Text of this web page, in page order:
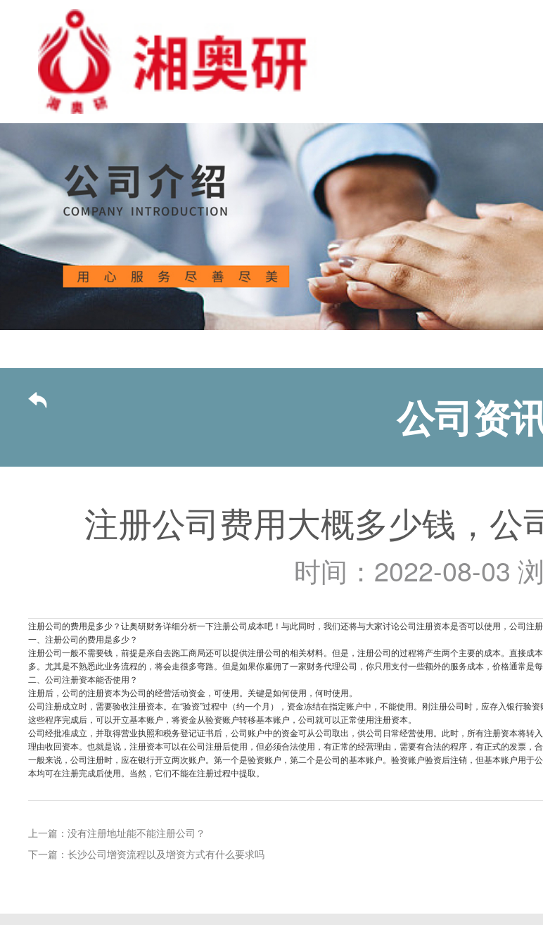
公司资
注册公司费用大概多少钱，公
时间：2022-08-03
注册公司的费用是多少？让奥研财务详细分析一下注册公司成本吧！与此同时，我们还将与大家讨论公司注册资本是否可以使用，公司注册
一、注册公司的费用是多少？
注册公司一般不需要钱，前提是亲自去跑工商局还可以提供注册公司的相关材料。但是，注册公司的过程将产生两个主要的成本。直接
多。尤其是不熟悉此业务流程的，将会走很多弯路。但是如果你雇佣了一家财务代理公司，你只用支付一些额外的服务成本，价格通常是每
二、公司注册资本能否使用？
注册后，公司的注册资本为公司的经营活动资金，可使用。关键是如何使用，何时使用。
公司注册成立时，需要验收注册资本。在“验资”过程中（约一个月），资金冻结在指定账户中，不能使用。刚注册公司时，应存入银行验
这些程序完成后，可以开立基本账户，将资金从验资账户转移基本账户，公司就可以正常使用注册资本。
公司经批准成立，并取得营业执照和税务登记证书后，公司账户中的资金可从公司取出，供公司日常经营使用。此时，所有注册资本将
理由收回资本。也就是说，注册资本可以在公司注册后使用，但必须合法使用，有正常的经营理由，需要有合法的程序，有正式的发票，合
一般来说，公司注册时，应在银行开立两次账户。第一个是验资账户，第二个是公司的基本账户。验资账户验资后注销，但基本账户用
本均可在注册完成后使用。当然，它们不能在注册过程中提取。
上一篇：没有注册地址能不能注册公司？
下一篇：长沙公司增资流程以及增资方式有什么要求吗